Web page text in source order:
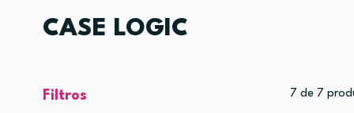
CASE LOGIC
Filtros 7 de 7